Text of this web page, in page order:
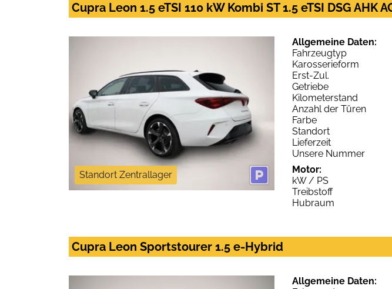
Cupra Leon 1.5 eTSI 110 kW Kombi ST 1.5 eTSI DSG AHK
Standort Zentrallager
Allgemeine Daten:
Fahrzeugtyp
Karosserieform
Erst-Zul.
Getriebe
Kilometerstand
Anzahl der Türen
Farbe
Standort
Lieferzeit
Unsere Nummer
Motor:
kW / PS
Treibstoff
Hubraum
Cupra Leon Sportstourer 1.5 e-Hybrid
Allgemeine Daten: